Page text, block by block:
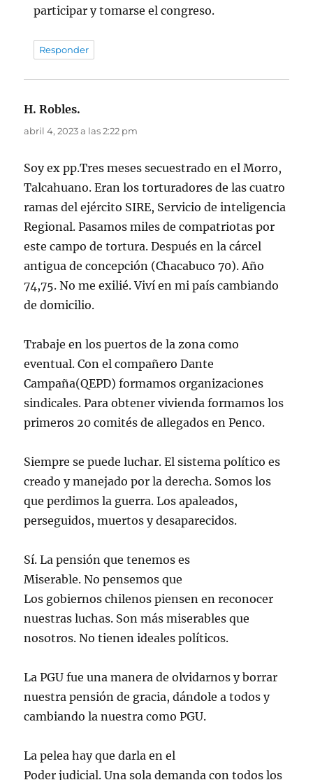
participar y tomarse el congreso.
Responder
H. Robles.
abril 4, 2023 a las 2:22 pm
Soy ex pp.Tres meses secuestrado en el Morro,
Talcahuano. Eran los torturadores de las cuatro
ramas del ejército SIRE, Servicio de inteligencia
Regional. Pasamos miles de compatriotas por
este campo de tortura. Después en la cárcel
antigua de concepción (Chacabuco 70). Año
74,75. No me exilié. Viví en mi país cambiando
de domicilio.
Trabaje en los puertos de la zona como
eventual. Con el compañero Dante
Campaña(QEPD) formamos organizaciones
sindicales. Para obtener vivienda formamos los
primeros 20 comités de allegados en Penco.
Siempre se puede luchar. El sistema político es
creado y manejado por la derecha. Somos los
que perdimos la guerra. Los apaleados,
perseguidos, muertos y desaparecidos.
Sí. La pensión que tenemos es
Miserable. No pensemos que
Los gobiernos chilenos piensen en reconocer
nuestras luchas. Son más miserables que
nosotros. No tienen ideales políticos.
La PGU fue una manera de olvidarnos y borrar
nuestra pensión de gracia, dándole a todos y
cambiando la nuestra como PGU.
La pelea hay que darla en el
Poder judicial. Una sola demanda con todos los